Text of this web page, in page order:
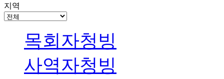
지역
목회자청빙
사역자청빙